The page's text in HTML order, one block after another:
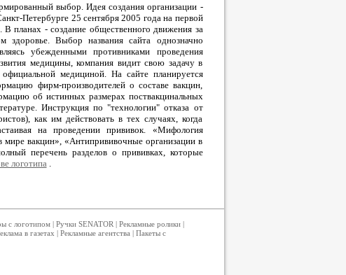
выбор. Идея создания организации -
Петербурге 25 сентября 2005 года на первой
В планах - создание общественного движения за
здоровье. Выбор названия сайта однозначно
убежденными противниками проведения
медицины, компания видит свою задачу в
медициной. На сайте планируется
фирм-производителей о составе вакцин,
об истинных размерах поствакцинальных
Инструкция по "технологии" отказа от
как им действовать в тех случаях, когда
на проведении прививок. «Мифология
вакцин», «Антипрививочные организации в
перечень разделов о прививках, которые
логотипа
с логотипом| Ручки SENATOR | Рекламные ролики|
в газетах | Рекламные агентства | Пакеты с